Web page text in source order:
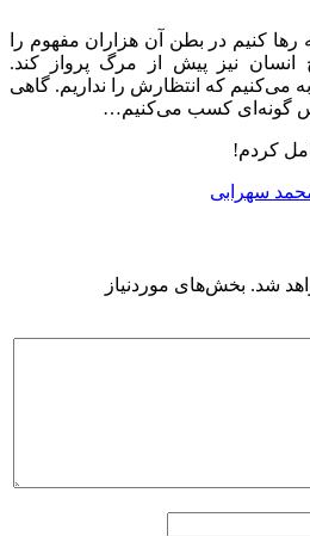
کنیم در بطن آن هزاران مفهوم را
نیز پیش از مرگ پرواز کند.
می‌کنیم که انتظارش را نداریم. گاهی
گونه‌ای کسب می‌کنیم…
کردم!
سهرابی
شد. بخش‌های موردنیاز